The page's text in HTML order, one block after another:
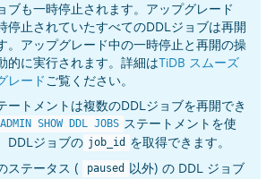
ブも一時停止されます。アップグレード
停止されていたすべてのDDLジョブは再開
。アップグレード中の一時停止と再開の操
的に実行されます。詳細はTiDB スムーズ
レード ご覧ください。
ートメントは複数のDDLジョブを再開でき
ADMIN SHOW DDL JOBS ステートメントを使
DDLジョブの job_id を取得できます。
ステータス (
paused
以外) の DDL ジョブ